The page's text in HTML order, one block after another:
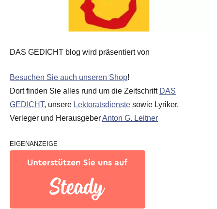
DAS GEDICHT blog wird präsentiert von
Besuchen Sie auch unseren Shop!
Dort finden Sie alles rund um die Zeitschrift DAS
GEDICHT, unsere Lektoratsdienste sowie Lyriker,
Verleger und HerausgeberAnton G. Leitner
EIGENANZEIGE